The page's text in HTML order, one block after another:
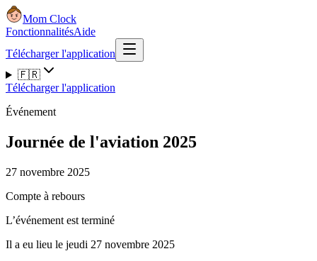
Mom Clock
FonctionnalitésAide
Télécharger l'application
🇫🇷
Télécharger l'application
Événement
Journée de l'aviation 2025
27 novembre 2025
Compte à rebours
L’événement est terminé
Il a eu lieu le jeudi 27 novembre 2025